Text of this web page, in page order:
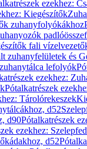
ezekhez:
Kiegészítők
zuhanyfolyókákhoz
fali
zuhanyfelületek és
lefolyók
ezekhez:
Pótalkatrészek
Tárolórekeszek
d52
d90Pótalkatrészek
ezekhez:
d52